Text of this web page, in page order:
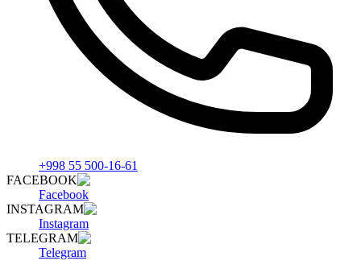
+998 55 500-16-61
FACEBOOK
Facebook
INSTAGRAM
Instagram
TELEGRAM
Telegram